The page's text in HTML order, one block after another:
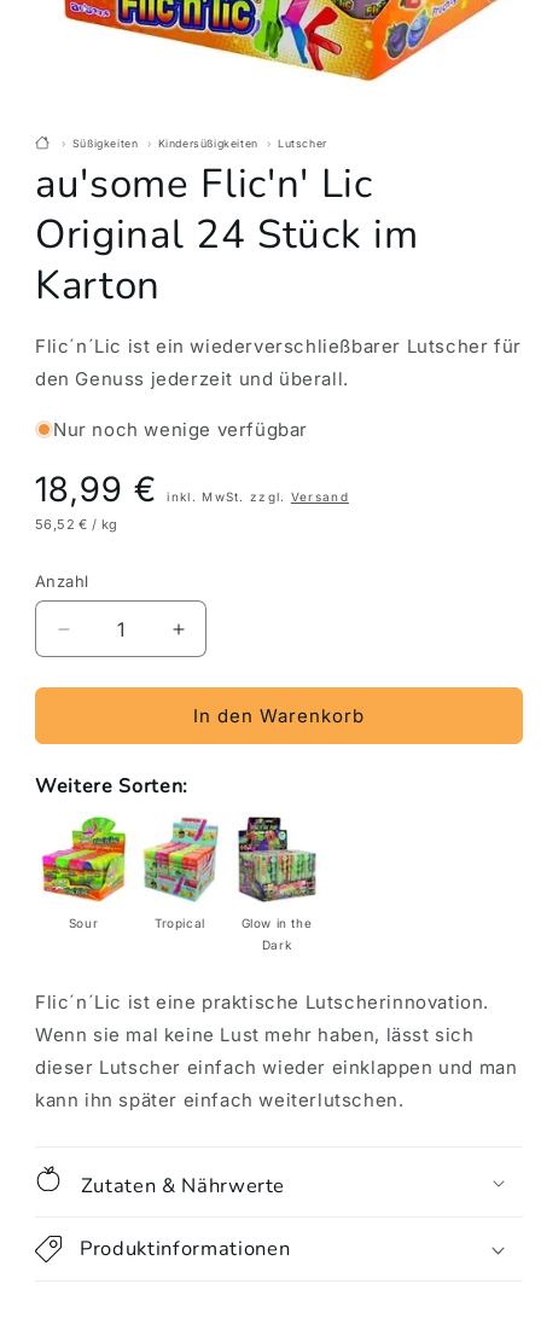
Süßigkeiten Kindersüßigkeiten Lutscher
au'some Flic'n' Lic
Original 24 Stück im
Karton
Flic´n´Lic ist ein wiederverschließbarer Lutscher für
den Genuss jederzeit und überall.
Nur noch wenige verfügbar
Preis
18,99 €inkl. MwSt. zzgl. Versand
56,52 € / kg
Anzahl
Verringere
die
Menge
au&#39;some
Lic
Original
24
Stück
im
Karton
Erhöhe
die
Menge
für
au&#39;some
Lic
Original
24
Stück
im
Karton
In den Warenkorb
Weitere Sorten:
Sour Tropical
Glow in the
Dark
Flic´n´Lic ist eine praktische Lutscherinnovation.
Wenn sie mal keine Lust mehr haben, lässt sich
dieser Lutscher einfach wieder einklappen und man
kann ihn später einfach weiterlutschen.
Zutaten & Nährwerte
Produktinformationen